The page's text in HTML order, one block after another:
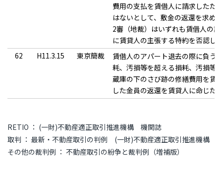
費用の支払を賃借人に請求したた
はないとして、敷金の返還を求め
2審（地裁）はいずれも賃借人の
に賃貸人の主張する特約を否認し
62
H11.3.15 東京簡裁
賃借人のアパート退去の際に負う
耗、汚損等を超える損耗、汚損等
蔵庫の下のさび跡の修繕費用を賃
した金員の返還を賃貸人に命じた
RETIO ： (一財)不動産適正取引推進機構 機関誌
取判 ： 最新・不動産取引の判例 (一財)不動産適正取引推進機構
その他の裁判例 ： 不動産取引の紛争と裁判例（増補版）